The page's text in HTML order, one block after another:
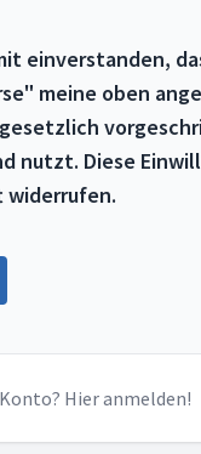
einverstanden,
meine oben
nutzt. Diese
widerrufen.
Hier anmelden!